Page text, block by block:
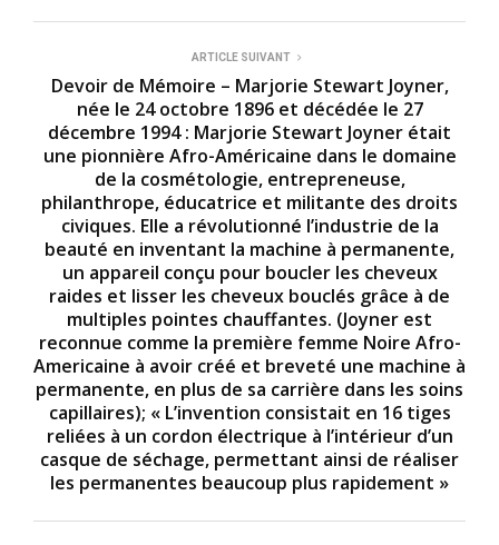
ARTICLE SUIVANT
Devoir de Mémoire – Marjorie Stewart Joyner,
née le 24 octobre 1896 et décédée le 27
décembre 1994 : Marjorie Stewart Joyner était
une pionnière Afro-Américaine dans le domaine
de la cosmétologie, entrepreneuse,
philanthrope, éducatrice et militante des droits
civiques. Elle a révolutionné l’industrie de la
beauté en inventant la machine à permanente,
un appareil conçu pour boucler les cheveux
raides et lisser les cheveux bouclés grâce à de
multiples pointes chauffantes. (Joyner est
reconnue comme la première femme Noire Afro-
Americaine à avoir créé et breveté une machine à
permanente, en plus de sa carrière dans les soins
capillaires); « L’invention consistait en 16 tiges
reliées à un cordon électrique à l’intérieur d’un
casque de séchage, permettant ainsi de réaliser
les permanentes beaucoup plus rapidement »